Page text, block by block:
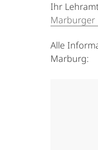
Ihr
Marburger
Alle
Marburg: